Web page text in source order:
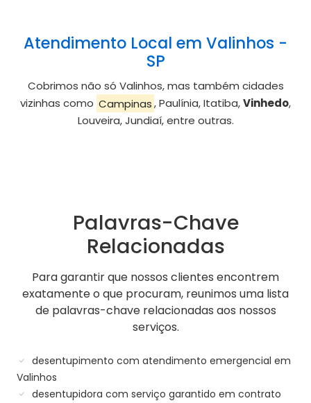
Atendimento Local em Valinhos -
SP
Cobrimos não só Valinhos, mas também cidades
vizinhas como Campinas, Paulínia, Itatiba,Vinhedo,
Louveira, Jundiaí, entre outras.
Palavras-Chave
Relacionadas
Para garantir que nossos clientes encontrem
exatamente o que procuram, reunimos uma lista
de palavras-chave relacionadas aos nossos
serviços.
desentupimento com atendimento emergencial em
Valinhos
desentupidora com serviço garantido em contrato